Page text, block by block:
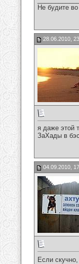
Не будите
28.06.2010,
я даже этой
ЗаХады в
04.09.2010,
Если